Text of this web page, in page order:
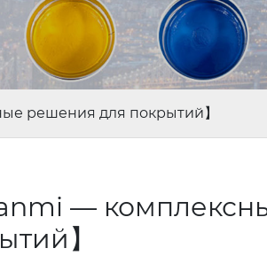
решения для покрытий】
—
】